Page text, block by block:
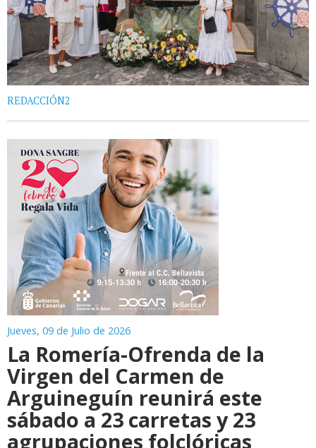
REDACCIÓN2
Jueves, 09 de Julio de 2026
La Romería-Ofrenda de la
Virgen del Carmen de
Arguineguín reunirá este
sábado a 23 carretas y 23
agrupaciones folclóricas